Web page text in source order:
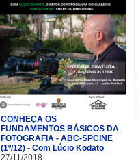
CONHEÇA OS
FUNDAMENTOS BÁSICOS DA
FOTOGRAFIA - ABC-SPCINE
(1º/12) - Com Lúcio Kodato
27/11/2018